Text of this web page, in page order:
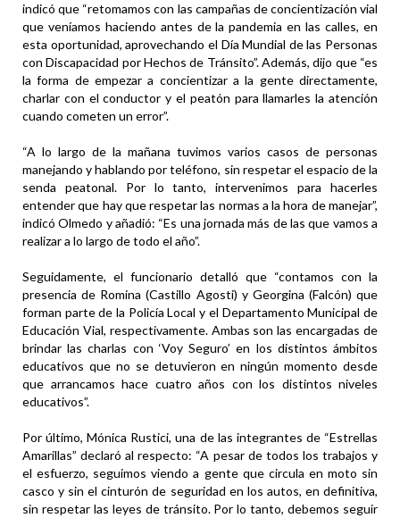
indicó que “retomamos con las campañas de concientización vial
que veníamos haciendo antes de la pandemia en las calles, en
esta oportunidad, aprovechando el Día Mundial de las Personas
con Discapacidad por Hechos de Tránsito”. Además, dijo que “es
la forma de empezar a concientizar a la gente directamente,
charlar con el conductor y el peatón para llamarles la atención
cuando cometen un error”.
“A lo largo de la mañana tuvimos varios casos de personas
manejando y hablando por teléfono, sin respetar el espacio de la
senda peatonal. Por lo tanto, intervenimos para hacerles
entender que hay que respetar las normas a la hora de manejar”,
indicó Olmedo y añadió: “Es una jornada más de las que vamos a
realizar a lo largo de todo el año”.
Seguidamente, el funcionario detalló que “contamos con la
presencia de Romina (Castillo Agosti) y Georgina (Falcón) que
forman parte de la Policía Local y el Departamento Municipal de
Educación Vial, respectivamente. Ambas son las encargadas de
brindar las charlas con ‘Voy Seguro’ en los distintos ámbitos
educativos que no se detuvieron en ningún momento desde
que arrancamos hace cuatro años con los distintos niveles
educativos”.
Por último, Mónica Rustici, una de las integrantes de “Estrellas
Amarillas” declaró al respecto: “A pesar de todos los trabajos y
el esfuerzo, seguimos viendo a gente que circula en moto sin
casco y sin el cinturón de seguridad en los autos, en definitiva,
sin respetar las leyes de tránsito. Por lo tanto, debemos seguir